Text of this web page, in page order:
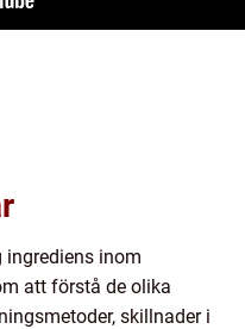
inom
att förstå de olika
skillnader i